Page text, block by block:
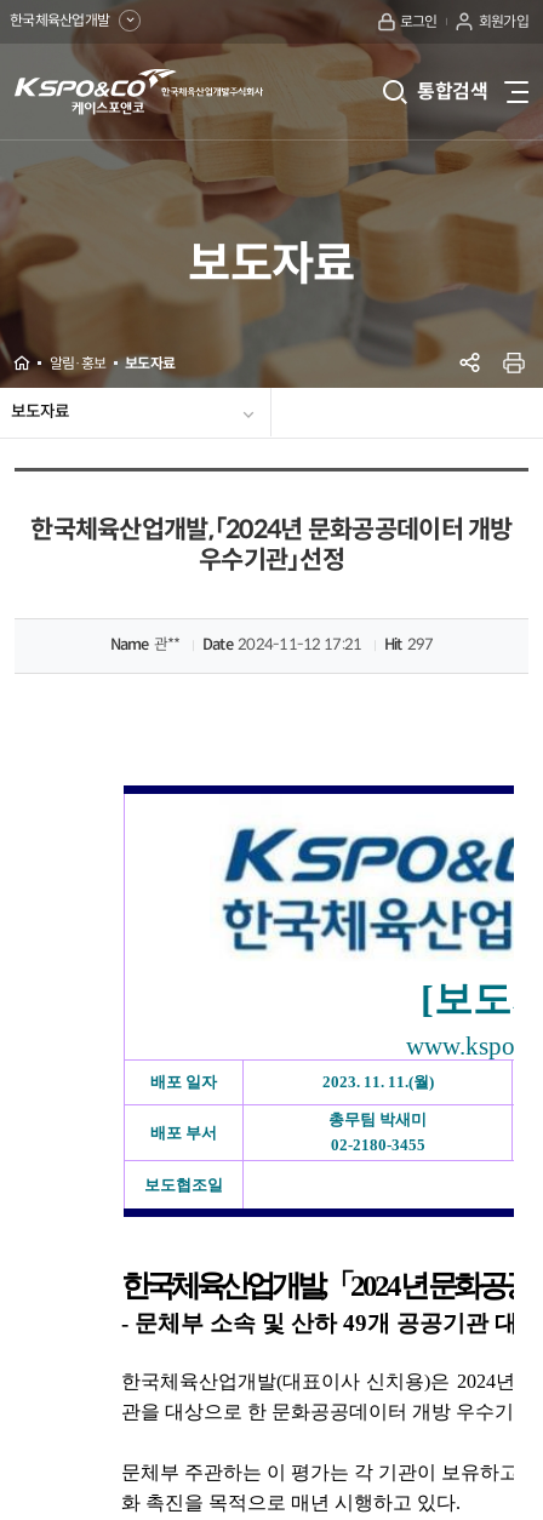
한국체육산업개발 로그인 회원가입
kspo&co
케
이
스
포
앤
코
한
국
체
육
산
발
통합검색
전
메
뉴
보도자료
보도자료
사진뉴스
협력기관
역대수상 및 인증기록
홍보동영상
웹진
자주묻는 질문
유실물센터
Home알림·홍보 보도자료
SNS공
프
보도자료
한국체육산업개발,「2024년 문화공공데이터 개방
우수기관」선정
Name 관** Date 2024-11-12 17:21 Hit 297